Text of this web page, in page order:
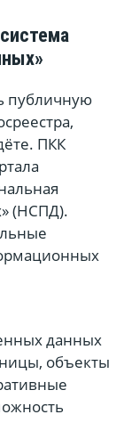
публичную
ПКК
(НСПД).
данных
объекты